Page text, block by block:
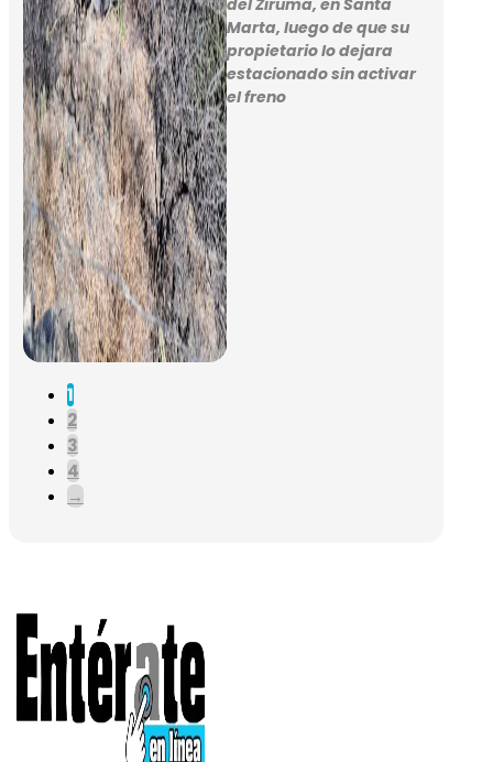
del Ziruma, en Santa
Marta, luego de que su
propietario lo dejara
estacionado sin activar
el freno
1
2
3
4
→